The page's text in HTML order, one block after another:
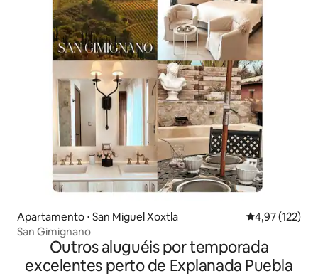
Apartamento ⋅ San Miguel Xoxtla 4,97 de uma
4,97 (122)
San Gimignano
Outros aluguéis por temporada
excelentes perto de Explanada Puebla